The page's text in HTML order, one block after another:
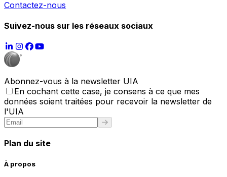
Contactez-nous
Suivez-nous sur les réseaux sociaux
Abonnez-vous à la newsletter UIA
En cochant cette case, je consens à ce que mes
données soient traitées pour recevoir la newsletter de
l'UIA
Plan du site
À propos